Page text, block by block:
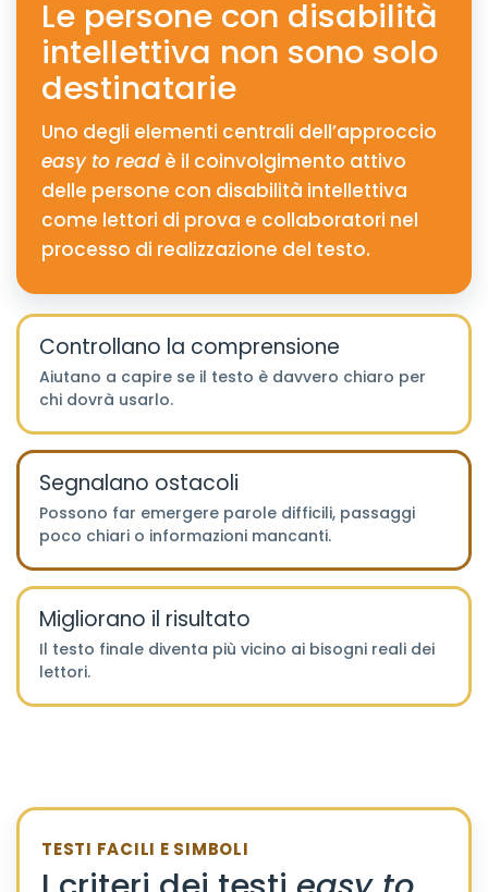
Le persone con disabilità
intellettiva non sono solo
destinatarie
Uno degli elementi centrali dell’approccio
easy to read è il coinvolgimento attivo
delle persone con disabilità intellettiva
come lettori di prova e collaboratori nel
processo di realizzazione del testo.
Controllano la comprensione
Aiutano a capire se il testo è davvero chiaro per
chi dovrà usarlo.
Segnalano ostacoli
Possono far emergere parole difficili, passaggi
poco chiari o informazioni mancanti.
Migliorano il risultato
Il testo finale diventa più vicino ai bisogni reali dei
lettori.
TESTI FACILI E SIMBOLI